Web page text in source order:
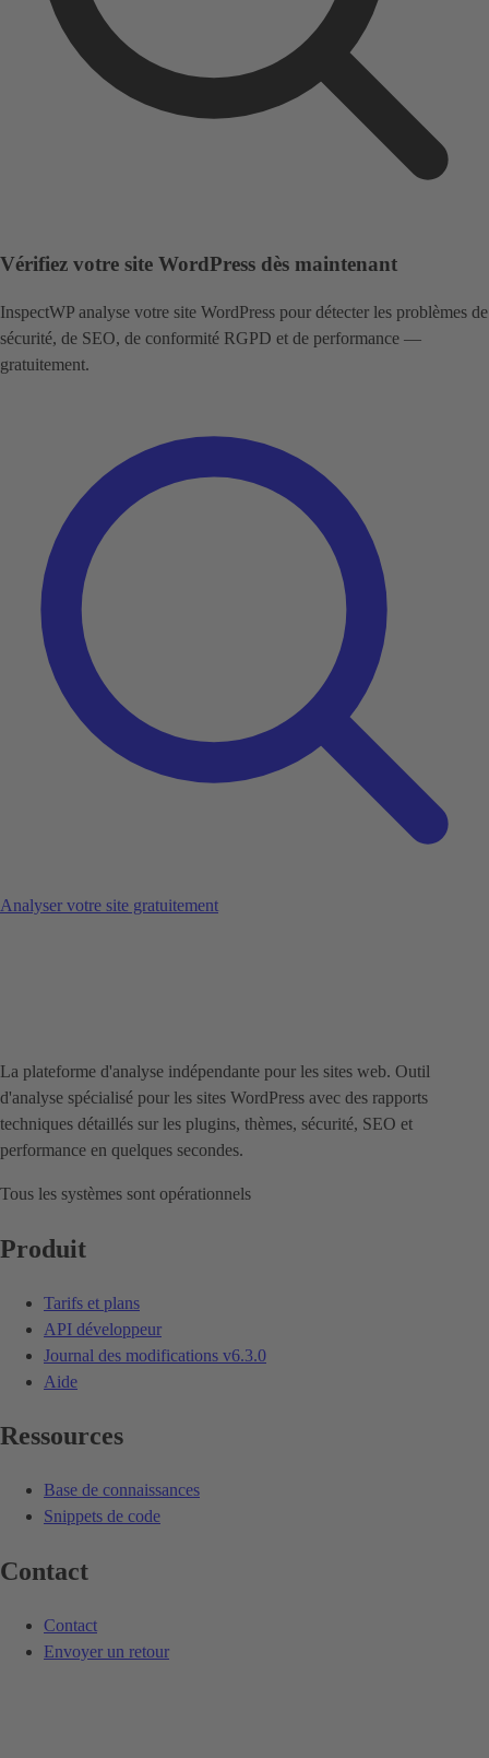
Vérifiez votre site WordPress dès maintenant
InspectWP analyse votre site WordPress pour détecter les problèmes de
sécurité, de SEO, de conformité RGPD et de performance —
gratuitement.
Analyser votre site gratuitement
La plateforme d'analyse indépendante pour les sites web. Outil
d'analyse spécialisé pour les sites WordPress avec des rapports
techniques détaillés sur les plugins, thèmes, sécurité, SEO et
performance en quelques secondes.
Tous les systèmes sont opérationnels
Produit
Tarifs et plans
API développeur
Journal des modifications v6.3.0
Aide
Ressources
Base de connaissances
Snippets de code
Contact
Contact
Envoyer un retour